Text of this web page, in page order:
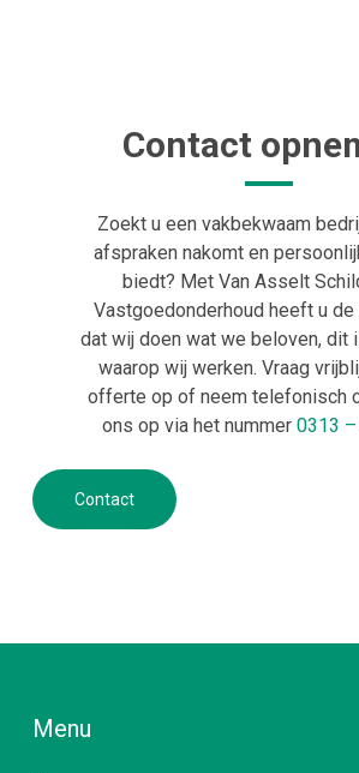
Contact
Zoekt u een vakbekwaam
afspraken nakomt en
biedt? Met Van Asselt
Vastgoedonderhoud heeft u
dat wij doen wat we beloven, dit
waarop wij werken. Vraag
offerte op of neem telefonisch
ons op via het nummer0313
Contact
Menu